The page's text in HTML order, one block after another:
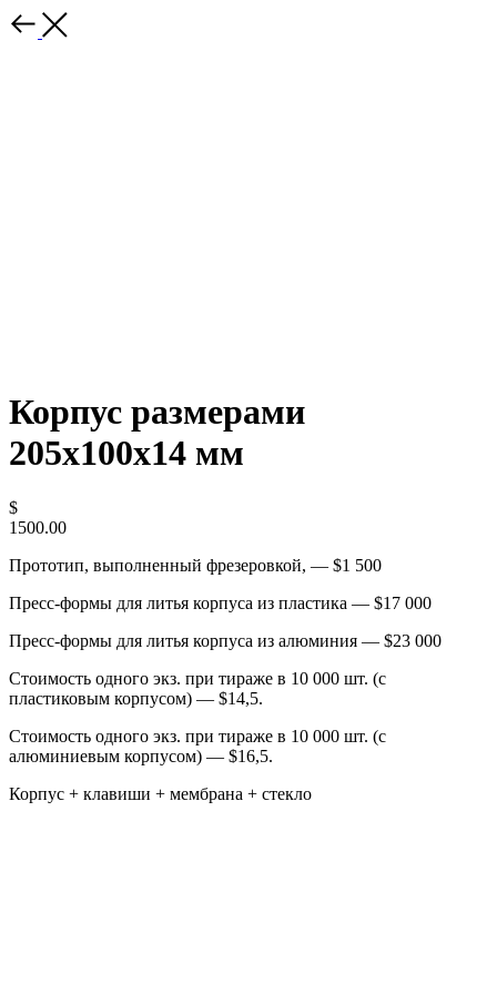
Корпус размерами
205х100х14 мм
$
1500.00
Прототип, выполненный фрезеровкой, — $1 500
Пресс-формы для литья корпуса из пластика — $17 000
Пресс-формы для литья корпуса из алюминия — $23 000
Стоимость одного экз. при тираже в 10 000 шт. (с
пластиковым корпусом) — $14,5.
Стоимость одного экз. при тираже в 10 000 шт. (с
алюминиевым корпусом) — $16,5.
Корпус + клавиши + мембрана + стекло